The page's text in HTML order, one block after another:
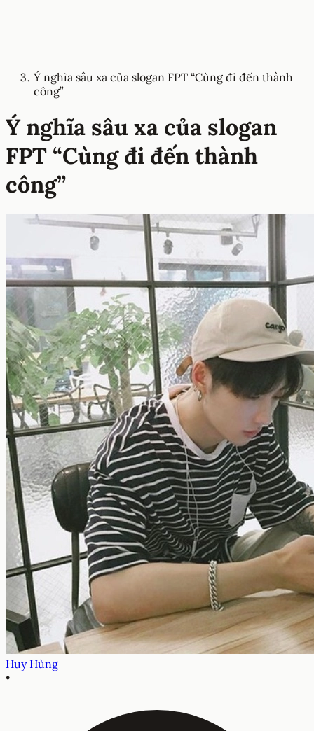
Ý nghĩa sâu xa của slogan FPT “Cùng đi đến thành
công”
Ý nghĩa sâu xa của slogan
FPT “Cùng đi đến thành
công”
Huy Hùng
•